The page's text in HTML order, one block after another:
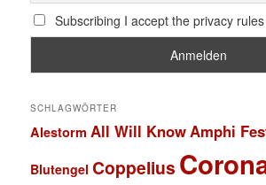
Subscribing I accept the privacy
SCHLAGWÖRTER
Alestorm All Will KnowAmphi
Blutengel Coppelius